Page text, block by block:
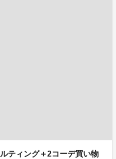
ティング＋2コーデ買い物